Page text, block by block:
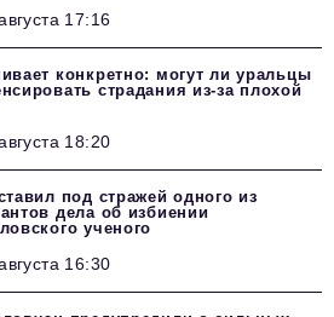
17:16
конкретно: могут ли уральцы
страдания из-за плохой
18:20
под стражей одного из
дела об избиении
ученого
16:30